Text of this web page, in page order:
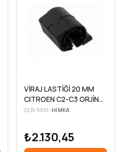
VİRAJ LASTİĞİ 20 MM
CITROEN C2-C3 ORJİNAL
(5 Adet )
GLB-9651 •HIMKA
₺2.130,45